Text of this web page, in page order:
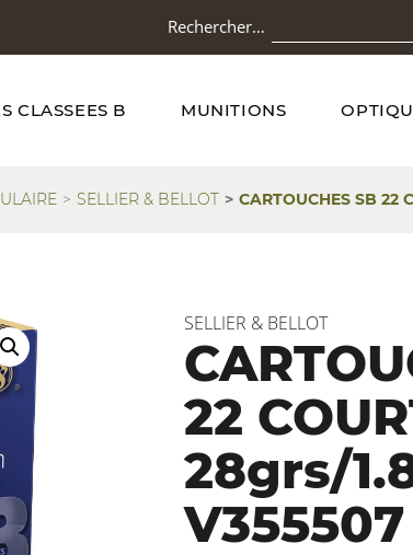
Rechercher…
CLASSEES B MUNITIONS
SELLIER & BELLOT CARTOUCHES SB 22
SELLIER & BELLOT
22
28grs/
V355507